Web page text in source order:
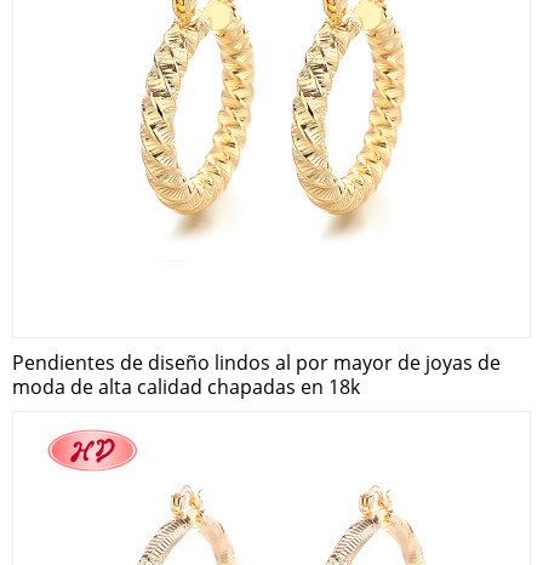
Pendientes de diseño lindos al por mayor de joyas de
moda de alta calidad chapadas en 18k